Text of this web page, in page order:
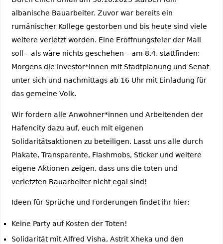
albanische Bauarbeiter. Zuvor war bereits ein
rumänischer Kollege gestorben und bis heute sind viele
weitere verletzt worden. Eine Eröffnungsfeier der Mall
soll – als wäre nichts geschehen – am 8.4. stattfinden:
Morgens die Investor*innen mit Stadtplanung und Senat
unter sich und nachmittags ab 16 Uhr mit Einladung für
das gemeine Volk.
Wir fordern alle Anwohner*innen und Arbeitenden der
Hafencity dazu auf, euch mit eigenen
Solidaritätsaktionen zu beteiligen. Lasst uns alle durch
Plakate, Transparente, Flashmobs, Sticker und weitere
eigene Aktionen zeigen, dass uns die toten und
verletzten Bauarbeiter nicht egal sind!
Ideen für Sprüche und Forderungen findet ihr hier:
Keine Party auf Kosten der Toten!
Solidarität mit Alfred Visha, Astrit Xheka und den